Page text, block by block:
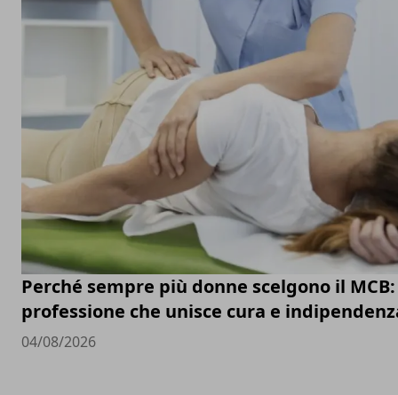
Perché sempre più donne scelgono il
professione che unisce cura e
04/08/2026